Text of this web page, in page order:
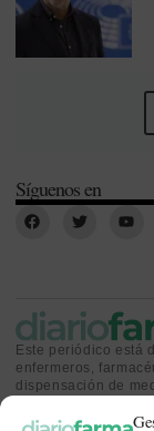
Síguenos en
Este periódico está
enfermeros,
dispensación de
sanitaria.